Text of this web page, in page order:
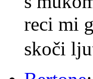
reci mi
skoči